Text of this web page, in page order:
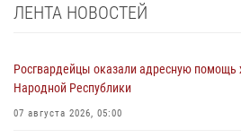
ЛЕНТА НОВОСТЕЙ
Росгвардейцы оказали адресную помощь
Народной Республики
07 августа 2026, 05:00